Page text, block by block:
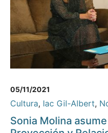
05/11/2021
Cultura, Iac Gil-Albert,
Sonia Molina